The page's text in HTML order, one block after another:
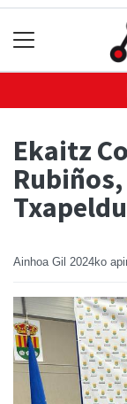
Ekaitz
Ainhoa Gil 2024ko